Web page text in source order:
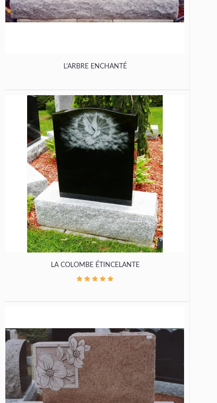
L'ARBRE ENCHANTÉ
LA COLOMBE ÉTINCELANTE